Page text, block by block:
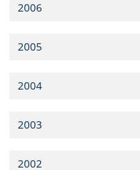
2006
2005
2004
2003
2002